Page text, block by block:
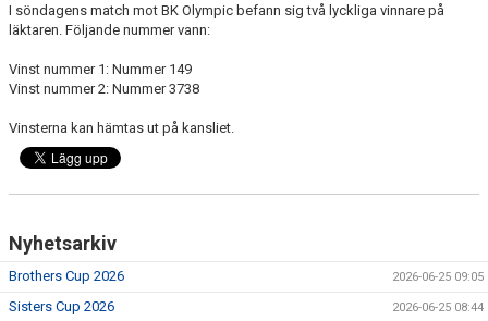
I söndagens match mot BK Olympic befann sig två lyckliga vinnare på
läktaren. Följande nummer vann:
Vinst nummer 1: Nummer 149
Vinst nummer 2: Nummer 3738
Vinsterna kan hämtas ut på kansliet.
Nyhetsarkiv
Brothers Cup 2026 2026-06-25 09:05
Sisters Cup 2026 2026-06-25 08:44